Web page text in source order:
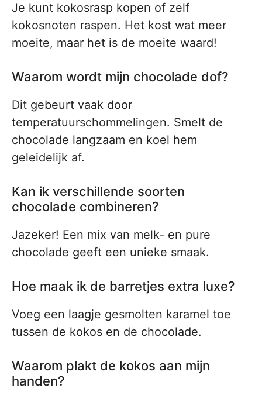
Je kunt kokosrasp kopen of zelf
kokosnoten raspen. Het kost wat meer
moeite, maar het is de moeite waard!
Waarom wordt mijn chocolade dof?
Dit gebeurt vaak door
temperatuurschommelingen. Smelt de
chocolade langzaam en koel hem
geleidelijk af.
Kan ik verschillende soorten
chocolade combineren?
Jazeker! Een mix van melk- en pure
chocolade geeft een unieke smaak.
Hoe maak ik de barretjes extra luxe?
Voeg een laagje gesmolten karamel toe
tussen de kokos en de chocolade.
Waarom plakt de kokos aan mijn
handen?